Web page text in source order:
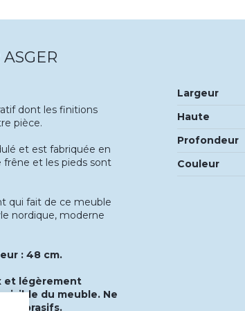
dont les finitions
pièce.
et est fabriquée en
frêne et les pieds sont
qui fait de ce meuble
nordique, moderne
: 48 cm.
et légèrement
du meuble. Ne
d'abrasifs.
Largeur
Haute
Profondeur
Couleur